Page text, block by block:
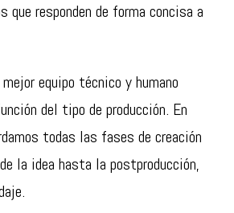
que responden de forma concisa a
equipo técnico y humano
del tipo de producción. En
todas las fases de creación
la idea hasta la postproducción,